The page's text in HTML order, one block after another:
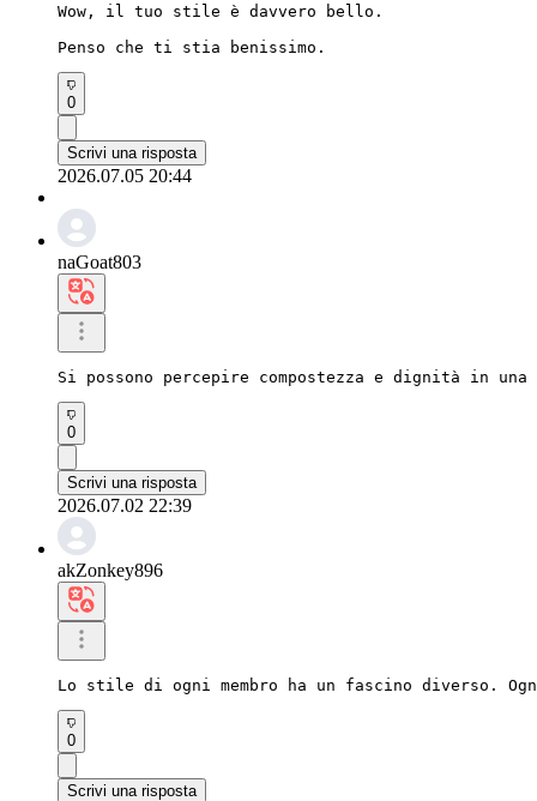
Wow, il tuo stile è davvero bello.
Penso che ti stia benissimo.
0
Scrivi una risposta
2026.07.05 20:44
naGoat803
Si possono percepire compostezza e dignità in
0
Scrivi una risposta
2026.07.02 22:39
akZonkey896
Lo stile di ogni membro ha un fascino diverso.
0
Scrivi una risposta